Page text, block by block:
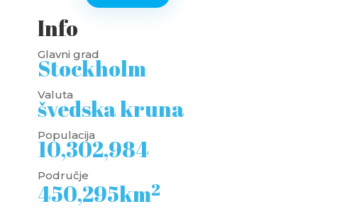
Info
Glavni grad
Stockholm
Valuta
švedska kruna
Populacija
10,302,984
Područje
450,295km2